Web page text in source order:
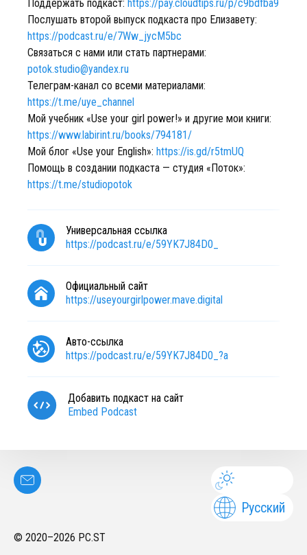
Поддержать подкаст: https://pay.cloudtips.ru/p/c9bdfba9
Послушать второй выпуск подкаста про Елизавету:
https://podcast.ru/e/7Ww_jycM5bc
Связаться с нами или стать партнерами:
potok.studio@yandex.ru
Телеграм-канал со всеми материалами:
https://t.me/uye_channel
Мой учебник «Use your girl power!» и другие мои книги:
https://www.labirint.ru/books/794181/
Мой блог «Use your English»: https://is.gd/r5tmUQ
Помощь в создании подкаста — студия «Поток»:
https://t.me/studiopotok
Универсальная ссылка
https://podcast.ru/e/59YK7J84D0_
Официальный сайт
https://useyourgirlpower.mave.digital
Авто-ссылка
https://podcast.ru/e/59YK7J84D0_?a
Добавить подкаст на сайт
Embed Podcast
Русский
© 2020–2026 PC.ST